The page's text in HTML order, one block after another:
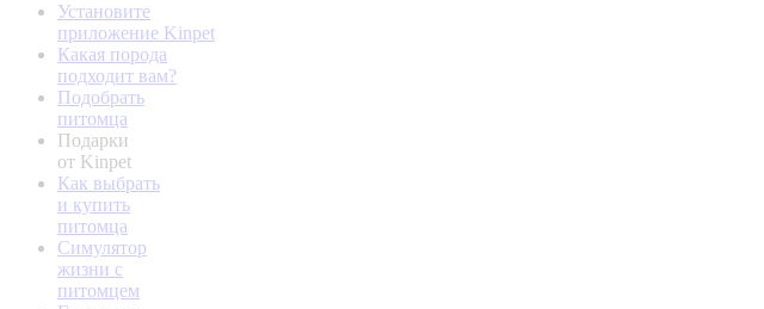
Установите
приложение Kinpet
Какая порода
подходит вам?
Подобрать
питомца
Подарки
от Kinpet
Как выбрать
и купить
питомца
Симулятор
жизни с
питомцем